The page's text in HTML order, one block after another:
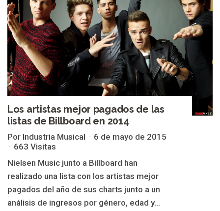
Los artistas mejor pagados de las
listas de Billboard en 2014
Por Industria Musical
6 de mayo de 2015
663 Visitas
Nielsen Music junto a Billboard han
realizado una lista con los artistas mejor
pagados del año de sus charts junto a un
análisis de ingresos por género, edad y...